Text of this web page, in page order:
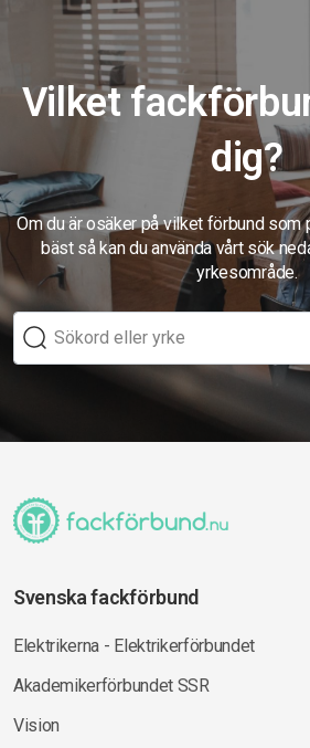
Vilket
dig?
Om du är osäker på vilket förbund som
bäst så kan du använda vårt sök
yrkesområde.
Svenska fackförbund
Elektrikerna - Elektrikerförbundet
Akademikerförbundet SSR
Vision